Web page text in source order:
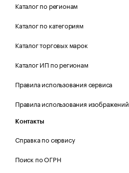
Каталог по регионам
Каталог по категориям
Каталог торговых марок
Каталог ИП по регионам
Правила использования сервиса
Правила использования изображений
Контакты
Справка по сервису
Поиск по ОГРН